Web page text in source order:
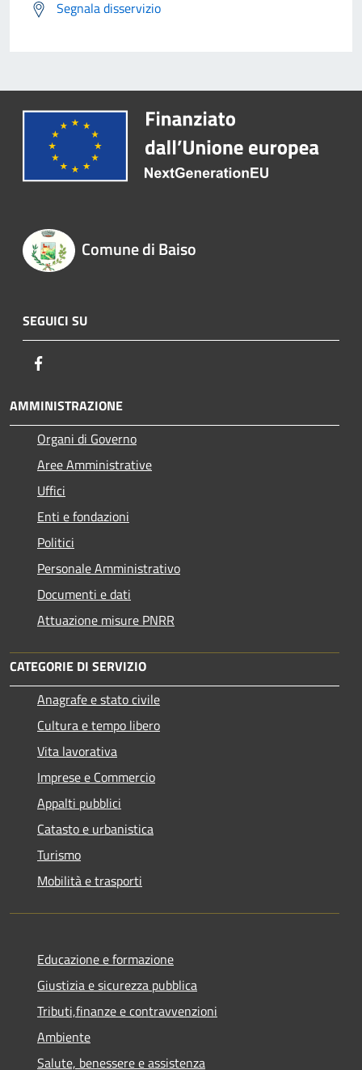
Segnala disservizio
Comune di Baiso
SEGUICI SU
AMMINISTRAZIONE
Organi di Governo
Aree Amministrative
Uffici
Enti e fondazioni
Politici
Personale Amministrativo
Documenti e dati
Attuazione misure PNRR
CATEGORIE DI SERVIZIO
Anagrafe e stato civile
Cultura e tempo libero
Vita lavorativa
Imprese e Commercio
Appalti pubblici
Catasto e urbanistica
Turismo
Mobilità e trasporti
Educazione e formazione
Giustizia e sicurezza pubblica
Tributi,finanze e contravvenzioni
Ambiente
Salute, benessere e assistenza